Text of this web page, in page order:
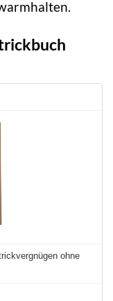
ohne